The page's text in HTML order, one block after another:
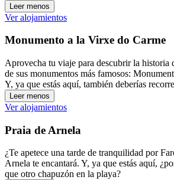
Leer menos
Ver alojamientos
Monumento a la Virxe do Carme
Aprovecha tu viaje para descubrir la historia
de sus monumentos más famosos:
Y, ya que estás aquí, también deberías
Leer menos
Ver alojamientos
Praia de Arnela
¿Te apetece una tarde de tranquilidad por
Arnela te encantará. Y, ya que estás aquí,
que otro chapuzón en la playa?